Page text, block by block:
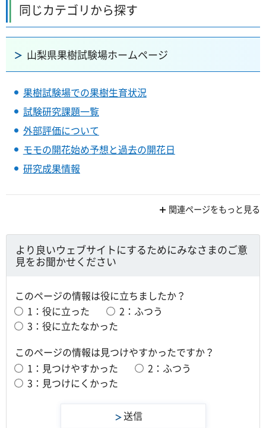
同じカテゴリから探す
山梨県果樹試験場ホームページ
果樹試験場での果樹生育状況
試験研究課題一覧
外部評価について
モモの開花始め予想と過去の開花日
研究成果情報
関連ページをもっと見る
より良いウェブサイトにするためにみなさまのご意
見をお聞かせください
このページの情報は役に立ちましたか？
1：役に立った
2：ふつう
3：役に立たなかった
このページの情報は見つけやすかったですか？
1：見つけやすかった
2：ふつう
3：見つけにくかった